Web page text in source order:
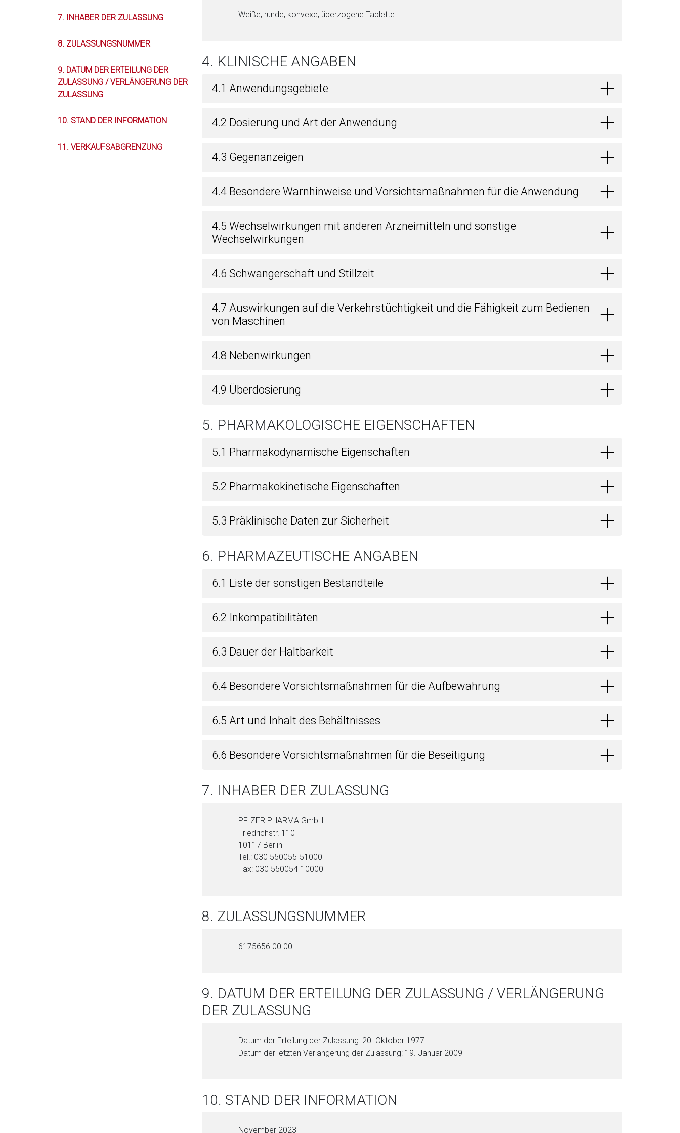
7. INHABER DER ZULASSUNG
8. ZULASSUNGSNUMMER
9. DATUM DER ERTEILUNG DER
ZULASSUNG / VERLÄNGERUNG DER
ZULASSUNG
10. STAND DER INFORMATION
11. VERKAUFSABGRENZUNG
Weiße, runde, konvexe, überzogene Ta­blet­te
4. KLINISCHE ANGABEN
4.1 Anwendungsgebiete
4.2 Dosierung und Art der Anwendung
4.3 Gegenanzeigen
4.4 Besondere Warnhinweise und Vorsichtsmaßnahmen für die Anwendung
4.5 Wechselwirkungen mit anderen Arzneimitteln und sonstige
Wechselwirkungen
4.6 Schwangerschaft und Stillzeit
4.7 Auswirkungen auf die Verkehrstüchtigkeit und die Fähigkeit zum Bedienen
von Maschinen
4.8 Nebenwirkungen
4.9 Überdosierung
5. PHARMAKOLOGISCHE EIGENSCHAFTEN
5.1 Pharmakodynamische Eigenschaften
5.2 Pharmakokinetische Eigenschaften
5.3 Präklinische Daten zur Sicherheit
6. PHARMAZEUTISCHE ANGABEN
6.1 Liste der sonstigen Bestandteile
6.2 Inkompatibilitäten
6.3 Dauer der Haltbarkeit
6.4 Besondere Vorsichtsmaßnahmen für die Aufbewahrung
6.5 Art und Inhalt des Behältnisses
6.6 Besondere Vorsichtsmaßnahmen für die Beseitigung
7. INHABER DER ZULASSUNG
PFIZER PHARMA GmbH
Friedrichstr. 110
10117 Berlin
Tel.: 030 550055-51000
Fax: 030 550054-10000
8. ZULASSUNGSNUMMER
6175656.00.00
9. DATUM DER ERTEILUNG DER ZULASSUNG / VERLÄNGERUNG
DER ZULASSUNG
Datum der Erteilung der Zulassung: 20. Oktober 1977
Datum der letzten Verlängerung der Zulassung: 19. Januar 2009
10. STAND DER INFORMATION
November 2023